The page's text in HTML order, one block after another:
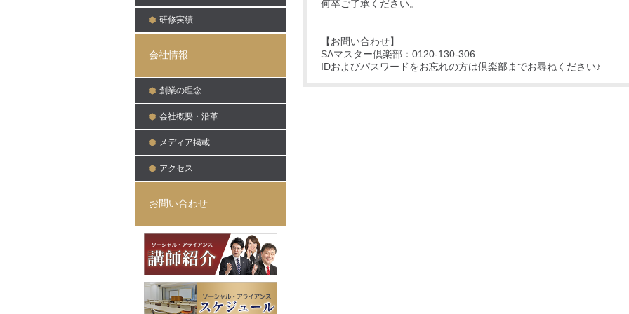
何卒ご了承ください。
【お問い合わせ】
SAマスター倶楽部：0120-130-306
IDおよびパスワードをお忘れの方は倶楽部までお尋ねください♪
研修実績
会社情報
創業の理念
会社概要・沿革
メディア掲載
アクセス
お問い合わせ